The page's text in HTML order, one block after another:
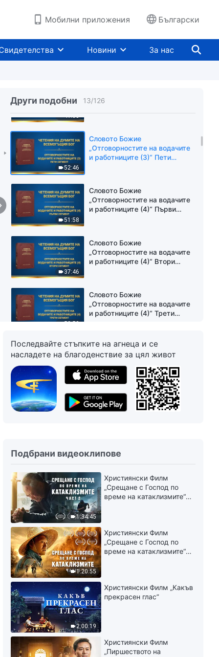
Мобилни приложения Български
Новини За нас
Други подобни 13/126
и работниците (3)“ Трети
сегмент
41:03
„Отговорностите на водачите
и работниците (3)“ Четвърти
сегмент
52:46
Словото Божие
„Отговорностите на водачите
и работниците (3)“ Пети
51:58
Словото Божие
„Отговорностите на водачите
и работниците (4)“ Първи
37:46
Словото Божие
„Отговорностите на водачите
и работниците (4)“ Втори
52:53
Словото Божие
„Отговорностите на водачите
и работниците (4)“ Трети
47:11
Словото Божие
„Отговорностите на водачите
и работниците (4)“ Четвърти
сегмент
Словото Божие
„Отговорностите на водачите
55:33
Словото Божие
„Отговорностите на водачите
сегмент
1:01:03
Словото Божие
„Отговорностите на водачите
и работниците (5)“ Трети
сегмент
53:25
Словото Божие
„Отговорностите на водачите
и работниците (5)“ Четвърти
сегмент
58:39
Словото Божие
„Отговорностите на водачите
и работниците (5)“ Пети
сегмент
Последвайте стъпките на агнеца и се
насладете на благоденствие за цял живот
Подбрани видеоклипове
1:34:45
Християнски Филм
„Срещане с Господ по
време на катаклизмите“
1:20:55
Християнски Филм
„Срещане с Господ по
време на катаклизмите“
2:00:19
Християнски Филм „Какъв
прекрасен глас“
Християнски Филм
„Пиршеството на